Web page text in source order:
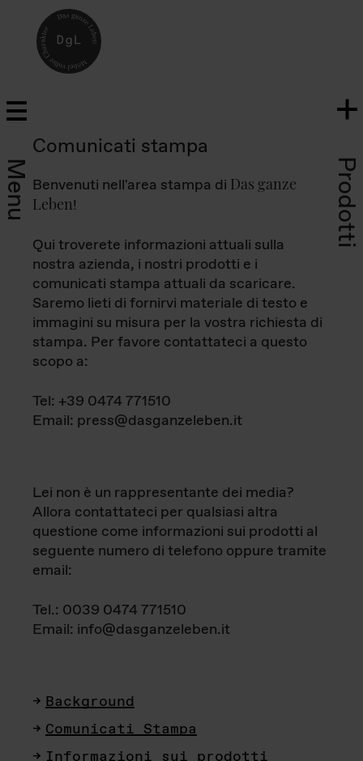
Menu Prodotti
Comunicati stampa
Benvenuti nell'area stampa di Das ganze
Leben!
Qui troverete informazioni attuali sulla
nostra azienda, i nostri prodotti e i
comunicati stampa attuali da scaricare.
Saremo lieti di fornirvi materiale di testo e
immagini su misura per la vostra richiesta di
stampa. Per favore contattateci a questo
scopo a:
Tel: +39 0474 771510
Email: press@dasganzeleben.it
Lei non è un rappresentante dei media?
Allora contattateci per qualsiasi altra
questione come informazioni sui prodotti al
seguente numero di telefono oppure tramite
email:
Tel.: 0039 0474 771510
Email: info@dasganzeleben.it
Background
Comunicati Stampa
Informazioni sui prodotti